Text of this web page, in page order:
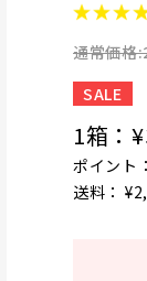
通常価格
SALE
1箱：
ポイント
送料：